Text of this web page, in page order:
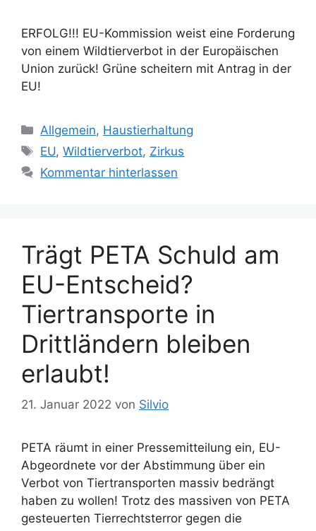
ERFOLG!!! EU-Kommission weist eine Forderung
von einem Wildtierverbot in der Europäischen
Union zurück! Grüne scheitern mit Antrag in der
EU!
K
a
e
i
n
Allgemein, Haustierhaltung
S
c
w
ö
r
t
e
r
EU,Wildtierverbot, Zirkus
Kommentar hinterlassen
Trägt PETA Schuld am
EU-Entscheid?
Tiertransporte in
Drittländern bleiben
erlaubt!
21. Januar 2022 von Silvio
PETA räumt in einer Pressemitteilung ein, EU-
Abgeordnete vor der Abstimmung über ein
Verbot von Tiertransporten massiv bedrängt
haben zu wollen! Trotz des massiven von PETA
gesteuerten Tierrechtsterror gegen die